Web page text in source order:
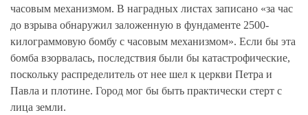
часовым механизмом. В наградных листах записано «за час
до взрыва обнаружил заложенную в фундаменте 2500-
килограммовую бомбу с часовым механизмом». Если бы эта
бомба взорвалась, последствия были бы катастрофические,
поскольку распределитель от нее шел к церкви Петра и
Павла и плотине. Город мог бы быть практически стерт с
лица земли.